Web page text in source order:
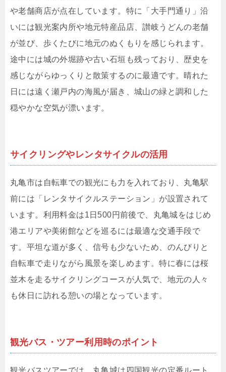
や老舗商店が点在しています。特に「大手門通り」沿
いには観光案内所や地元特産品店、讃岐うどんの老舗
が並び、歩くたびに地元のぬくもりを感じられます。
途中には城の外堀跡や古い石垣も残っており、歴史を
感じながらゆっくりと散策するのに最適です。晴れた
日には遠く瀬戸内の海風が届き、城山の緑と調和した
穏やかな空気が漂います。
サイクリングやレンタサイクルの活用
丸亀市は自転車での観光にも力を入れており、丸亀駅
前には「レンタサイクルステーション」が設置されて
います。利用料金は1日500円前後で、丸亀城をはじめ
港エリアや美術館などを巡るには最適な交通手段で
す。平坦な道が多く、信号も少ないため、のんびりと
自転車で走りながら風景を楽しめます。特に春には桜
並木を走るサイクリングコースが人気で、地元の人々
も休日に訪れる憩いの場となっています。
観光バス・ツアー利用時のポイント
観光バスツアーでは、丸亀城は四国観光の定番ルート